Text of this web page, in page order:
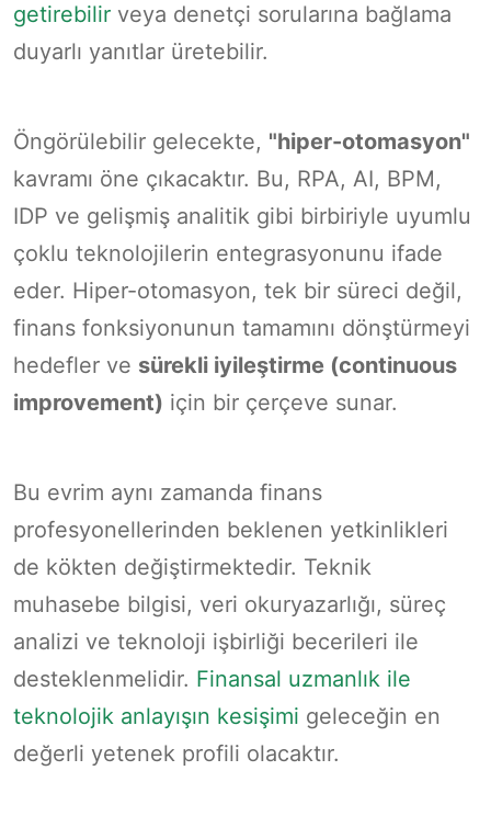
getirebilir veya denetçi sorularına bağlama
duyarlı yanıtlar üretebilir.
Öngörülebilir gelecekte, "hiper-otomasyon"
kavramı öne çıkacaktır. Bu, RPA, AI, BPM,
IDP ve gelişmiş analitik gibi birbiriyle uyumlu
çoklu teknolojilerin entegrasyonunu ifade
eder. Hiper-otomasyon, tek bir süreci değil,
finans fonksiyonunun tamamını dönştürmeyi
hedefler ve sürekli iyileştirme (continuous
improvement) için bir çerçeve sunar.
Bu evrim aynı zamanda finans
profesyonellerinden beklenen yetkinlikleri
de kökten değiştirmektedir. Teknik
muhasebe bilgisi, veri okuryazarlığı, süreç
analizi ve teknoloji işbirliği becerileri ile
desteklenmelidir. Finansal uzmanlık ile
teknolojik anlayışın kesişimi geleceğin en
değerli yetenek profili olacaktır.